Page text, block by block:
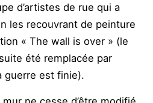
d’artistes de rue qui a
les recouvrant de peinture
« The wall is over » (le
été remplacée par
guerre est finie).